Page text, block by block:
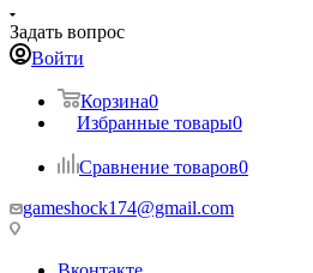
Задать вопрос
Войти
Корзина0
Избранные товары0
Сравнение товаров0
gameshock174@gmail.com